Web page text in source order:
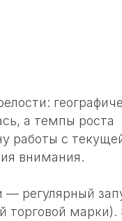
а темпы роста
работы с
внимания.
регулярный
торговой марки).